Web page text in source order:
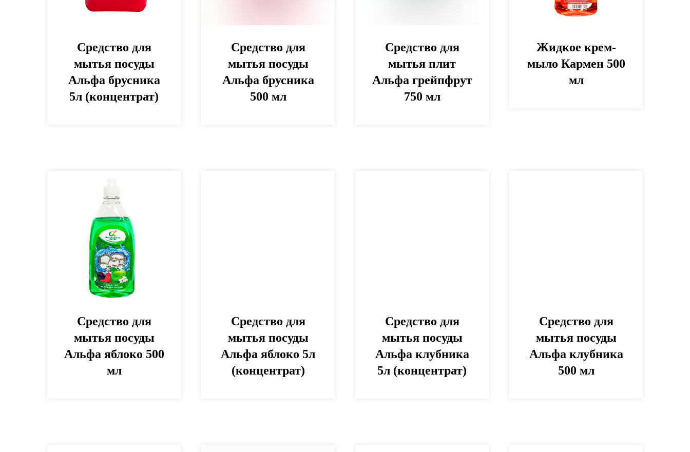
Средство для
мытья посуды
Альфа брусника
5л (концентрат)
Средство для
мытья посуды
Альфа брусника
500 мл
Средство для
мытья плит
Альфа грейпфрут
750 мл
Жидкое крем-
мыло Кармен 500
мл
Средство для
мытья посуды
Альфа яблоко 500
мл
Средство для
мытья посуды
Альфа яблоко 5л
(концентрат)
Средство для
мытья посуды
Альфа клубника
5л (концентрат)
Средство для
мытья посуды
Альфа клубника
500 мл